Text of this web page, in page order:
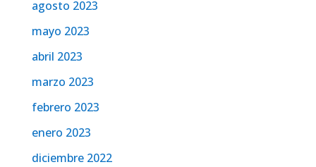
agosto 2023
mayo 2023
abril 2023
marzo 2023
febrero 2023
enero 2023
diciembre 2022